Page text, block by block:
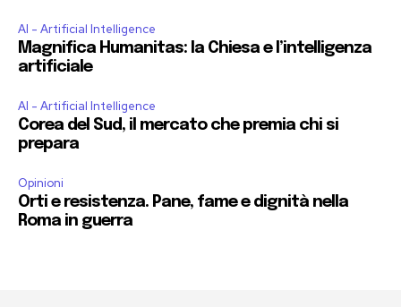
AI - Artificial Intelligence
Magnifica Humanitas: la Chiesa e l’intelligenza
artificiale
AI - Artificial Intelligence
Corea del Sud, il mercato che premia chi si
prepara
Opinioni
Orti e resistenza. Pane, fame e dignità nella
Roma in guerra